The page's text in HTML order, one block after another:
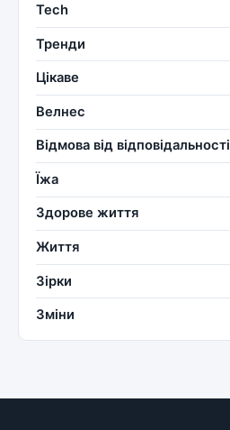
Tech
Тренди
Цікаве
Велнес
Відмова від відповідальності
Їжа
Здорове життя
Життя
Зірки
Зміни